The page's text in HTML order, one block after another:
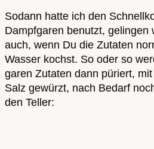
Sodann hatte ich den
Dampfgaren benutzt, gelingen
auch, wenn Du die Zutaten
Wasser kochst. So oder so
garen Zutaten dann püriert,
Salz gewürzt, nach Bedarf
den Teller: